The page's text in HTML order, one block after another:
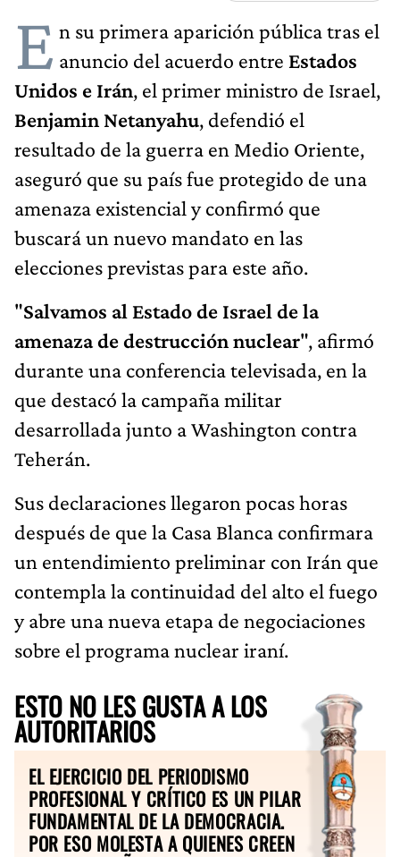
E n su primera aparición pública tras el
anuncio del acuerdo entre Estados
Unidos e Irán, el primer ministro de Israel,
Benjamin Netanyahu, defendió el
resultado de la guerra en Medio Oriente,
aseguró que su país fue protegido de una
amenaza existencial y confirmó que
buscará un nuevo mandato en las
elecciones previstas para este año.
"Salvamos al Estado de Israel de la
amenaza de destrucción nuclear", afirmó
durante una conferencia televisada, en la
que destacó la campaña militar
desarrollada junto a Washington contra
Teherán.
Sus declaraciones llegaron pocas horas
después de que la Casa Blanca confirmara
un entendimiento preliminar con Irán que
contempla la continuidad del alto el fuego
y abre una nueva etapa de negociaciones
sobre el programa nuclear iraní.
ESTO NO LES GUSTA A LOS
AUTORITARIOS
EL EJERCICIO DEL PERIODISMO
PROFESIONAL Y CRÍTICO ES UN PILAR
FUNDAMENTAL DE LA DEMOCRACIA.
POR ESO MOLESTA A QUIENES CREEN